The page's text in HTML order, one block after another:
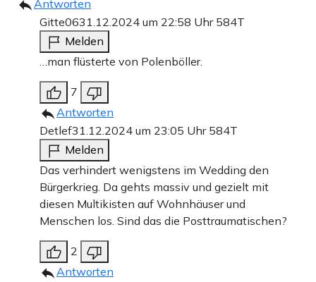
Antworten
Gitte0631.12.2024 um 22:58 Uhr 584T
Melden
…man flüsterte von Polenböller.
7
Antworten
Detlef31.12.2024 um 23:05 Uhr 584T
Melden
Das verhindert wenigstens im Wedding den
Bürgerkrieg. Da gehts massiv und gezielt mit
diesen Multikisten auf Wohnhäuser und
Menschen los. Sind das die Posttraumatischen?
2
Antworten